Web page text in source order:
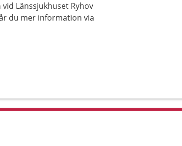
Länssjukhuset Ryhov
du mer information via